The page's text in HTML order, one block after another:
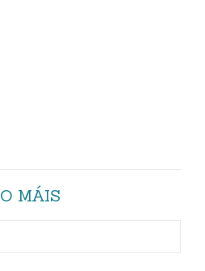
O MÁIS